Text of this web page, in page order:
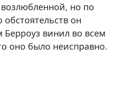
но по
он
Берроуз винил во всем
оно было неисправно.